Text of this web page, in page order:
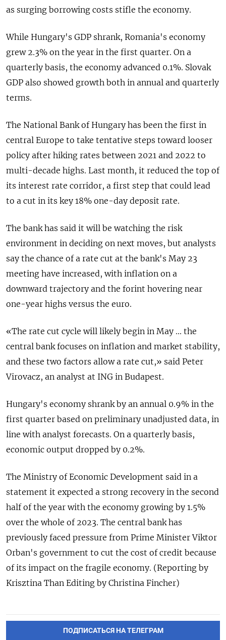
as surging borrowing costs stifle the economy.
While Hungary's GDP shrank, Romania's economy
grew 2.3% on the year in the first quarter. On a
quarterly basis, the economy advanced 0.1%. Slovak
GDP also showed growth both in annual and quarterly
terms.
The National Bank of Hungary has been the first in
central Europe to take tentative steps toward looser
policy after hiking rates between 2021 and 2022 to
multi-decade highs. Last month, it reduced the top of
its interest rate corridor, a first step that could lead
to a cut in its key 18% one-day deposit rate.
The bank has said it will be watching the risk
environment in deciding on next moves, but analysts
say the chance of a rate cut at the bank's May 23
meeting have increased, with inflation on a
downward trajectory and the forint hovering near
one-year highs versus the euro.
«The rate cut cycle will likely begin in May ... the
central bank focuses on inflation and market stability,
and these two factors allow a rate cut,» said Peter
Virovacz, an analyst at ING in Budapest.
Hungary's economy shrank by an annual 0.9% in the
first quarter based on preliminary unadjusted data, in
line with analyst forecasts. On a quarterly basis,
economic output dropped by 0.2%.
The Ministry of Economic Development said in a
statement it expected a strong recovery in the second
half of the year with the economy growing by 1.5%
over the whole of 2023. The central bank has
previously faced pressure from Prime Minister Viktor
Orban's government to cut the cost of credit because
of its impact on the fragile economy. (Reporting by
Krisztina Than Editing by Christina Fincher)
ПОДПИСАТЬСЯ НА ТЕЛЕГРАМ